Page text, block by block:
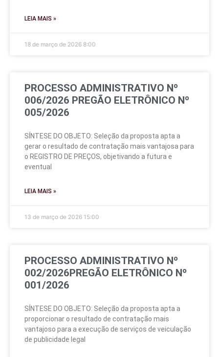
LEIA MAIS »
18 de março de 2026 8:00
PROCESSO ADMINISTRATIVO Nº
006/2026 PREGÃO ELETRÔNICO Nº
005/2026
SÍNTESE DO OBJETO: Seleção da proposta apta a
gerar o resultado de contratação mais vantajosa para
o REGISTRO DE PREÇOS, objetivando a futura e
eventual
LEIA MAIS »
13 de março de 2026 15:00
PROCESSO ADMINISTRATIVO Nº
002/2026PREGÃO ELETRÔNICO Nº
001/2026
SÍNTESE DO OBJETO: Seleção da proposta apta a
proporcionar o resultado de contratação mais
vantajoso para a execução de serviços de veiculação
de publicidade legal